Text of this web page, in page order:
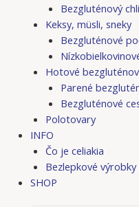
Bezgluténový
Keksy, müsli, sneky
Bezgluténové
Hotové
Parené
Bezgluténové
Polotovary
INFO
Čo je celiakia
Bezlepkové
SHOP